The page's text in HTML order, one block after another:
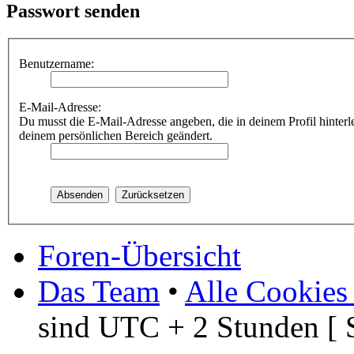
Passwort senden
Benutzername:
E-Mail-Adresse:
Du musst die E-Mail-Adresse angeben, die in deinem Profil
deinem persönlichen Bereich geändert.
Foren-Übersicht
Das Team • Alle Cookies
sind UTC + 2 Stunden [